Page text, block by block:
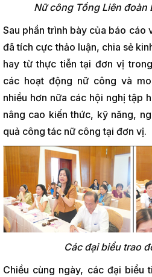
Nữ công Tổng Liên đoàn
Sau phần trình bày của báo cáo
đã tích cực thảo luận, chia sẻ
hay từ thực tiễn tại đơn vị
các hoạt động nữ công và
nhiều hơn nữa các hội nghị tập
nâng cao kiến thức, kỹ năng,
quả công tác nữ công tại đơn vị.
Các đại biểu trao
Chiều cùng ngày, các đại biểu